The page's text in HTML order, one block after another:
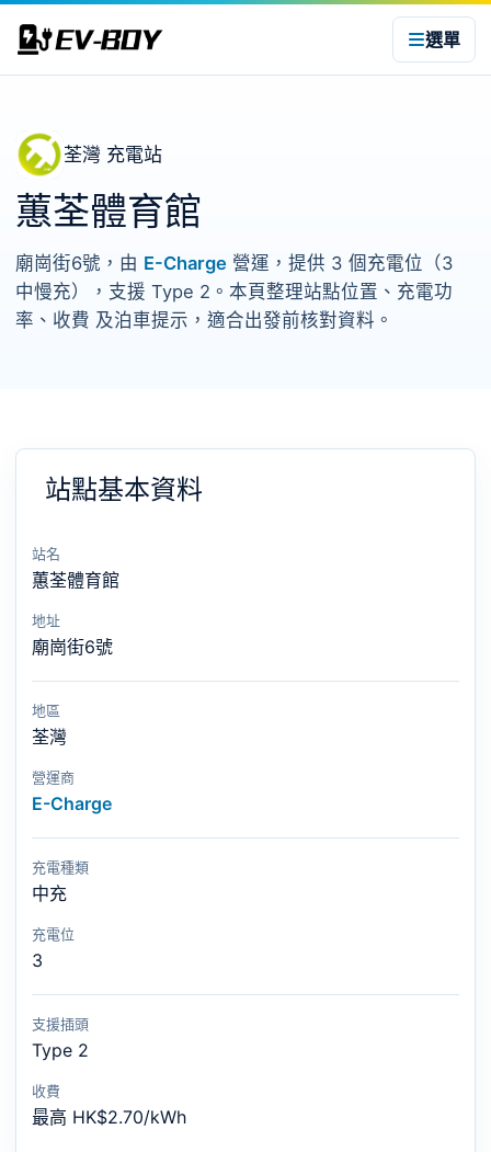
選單
荃灣 充電站
蕙荃體育館
廟崗街6號，由 E-Charge 營運，提供 3 個充電位（3
中慢充），支援 Type 2。本頁整理站點位置、充電功
率、收費 及泊車提示，適合出發前核對資料。
站點基本資料
站名
蕙荃體育館
地址
廟崗街6號
地區
荃灣
營運商
E-Charge
充電種類
中充
充電位
3
支援插頭
Type 2
收費
最高 HK$2.70/kWh